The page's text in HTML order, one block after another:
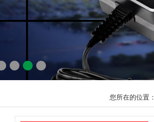
您所在的位置：